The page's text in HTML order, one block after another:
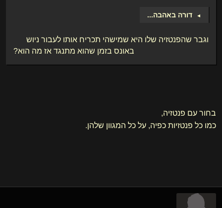
► דורה באהבה...
וגבר שהפנטזיה שלו היא שמישהי תכריח אותו לעבור ניוש
באונס בזמן שהוא מתנגד אז מה הוא?
בחור עם פנטזיה,
כמו כל פנטזיות כפיה, על כל המגוון שלהן.